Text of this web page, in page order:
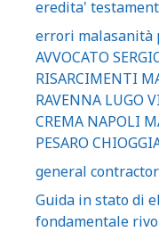
eredita'
errori malasanità
AVVOCATO
RISARCIMENTI
RAVENNA LUGO
CREMA NAPOLI
PESARO
general contractor
Guida in stato di
fondamentale